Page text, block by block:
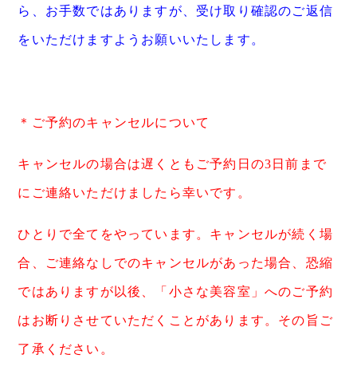
ら、お手数ではありますが、受け取り確認のご返信
をいただけますようお願いいたします。
＊ご予約のキャンセルについて
キャンセルの場合は遅くともご予約日の3日前まで
にご連絡いただけましたら幸いです。
ひとりで全てをやっています。キャンセルが続く場
合、ご連絡なしでのキャンセルがあった場合、恐縮
ではありますが以後、「小さな美容室」へのご予約
はお断りさせていただくことがあります。その旨ご
了承ください。